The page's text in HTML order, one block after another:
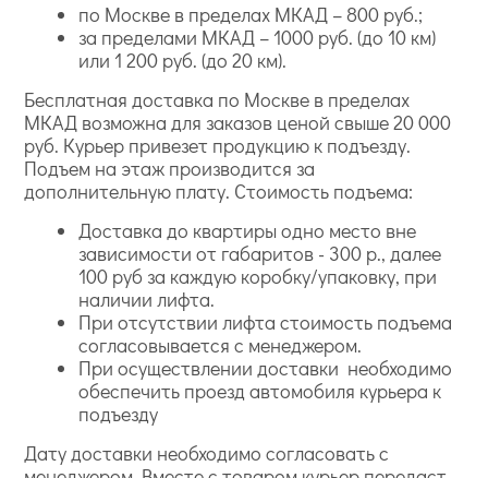
классическим и неоклассическим;
модерн;
прованс;
ретро;
барокко;
шебби-шик.
по Москве в пределах МКАД – 800 руб.;
за пределами МКАД – 1000 руб. (до 10 км)
или 1 200 руб. (до 20 км).
Бесплатная доставка по Москве в пределах
МКАД возможна для заказов ценой свыше 20 000
руб. Курьер привезет продукцию к подъезду.
Подъем на этаж производится за
дополнительную плату. Стоимость подъема:
Доставка до квартиры одно место вне
зависимости от габаритов - 300 р., далее
100 руб за каждую коробку/упаковку, при
наличии лифта.
При отсутствии лифта стоимость подъема
согласовывается с менеджером.
При осуществлении доставки необходимо
обеспечить проезд автомобиля курьера к
подъезду
Дату доставки необходимо согласовать с